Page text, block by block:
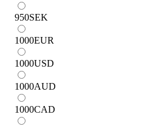
950SEK
1000EUR
1000USD
1000AUD
1000CAD